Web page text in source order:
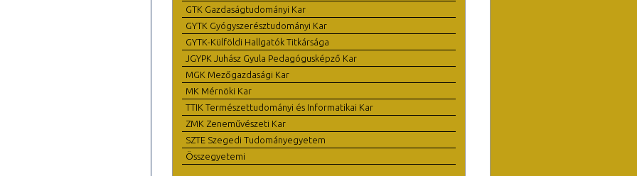
GTK Gazdaságtudományi Kar
GYTK Gyógyszerésztudományi Kar
GYTK-Külföldi Hallgatók Titkársága
JGYPK Juhász Gyula Pedagógusképző Kar
MGK Mezőgazdasági Kar
MK Mérnöki Kar
TTIK Természettudományi és Informatikai Kar
ZMK Zeneművészeti Kar
SZTE Szegedi Tudományegyetem
Összegyetemi